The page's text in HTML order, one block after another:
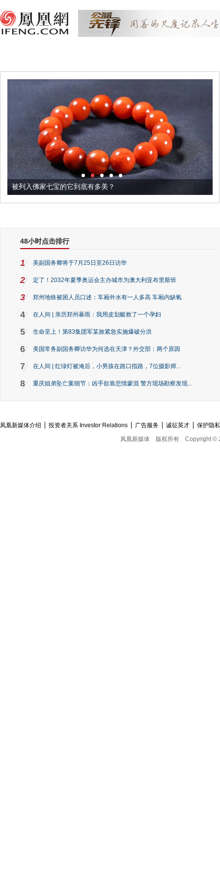
被列入佛家七宝的它到底有多美？
48小时点击排行
1 美副国务卿将于7月25日至26日访华
2 定了！2032年夏季奥运会主办城市为澳大利亚布里斯班
3 郑州地铁被困人员口述：车厢外水有一人多高 车厢内缺氧
4 在人间 | 亲历郑州暴雨：我用皮划艇救了一个孕妇
5 生命至上！第83集团军某旅紧急实施爆破分洪
6 美国常务副国务卿访华为何选在天津？外交部：两个原因
7 在人间 | 红绿灯被淹后，小男孩在路口指路，7位摄影师...
8 重庆姐弟坠亡案细节：凶手欲靠悲情蒙混 警方现场勘察发现...
凤凰新媒体介绍 投资者关系 Investor Relations 广告服务 诚征英才
保护隐
凤凰新媒体
版权所有 Copyright ©